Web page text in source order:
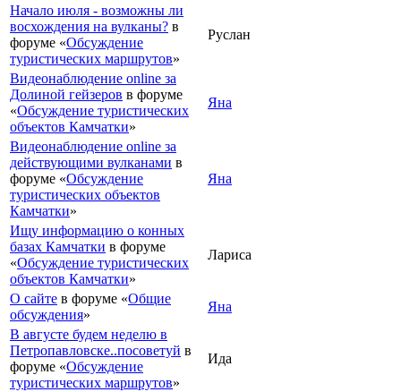
Начало июля - возможны ли
восхождения на вулканы? в
форуме «Обсуждение
туристических маршрутов»
Руслан
Видеонаблюдение online за
Долиной гейзеров в форуме
«Обсуждение туристических
объектов Камчатки»
Яна
Видеонаблюдение online за
действующими вулканами в
форуме «Обсуждение
туристических объектов
Камчатки»
Яна
Ищу информацию о конных
базах Камчатки в форуме
«Обсуждение туристических
объектов Камчатки»
Лариса
О сайте в форуме «Общие
обсуждения»
Яна
В августе будем неделю в
Петропавловске..посоветуй в
форуме «Обсуждение
туристических маршрутов»
Ида